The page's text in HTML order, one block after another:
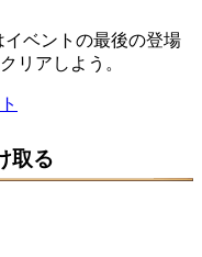
ベントの最後の登場
リアしよう。
取る